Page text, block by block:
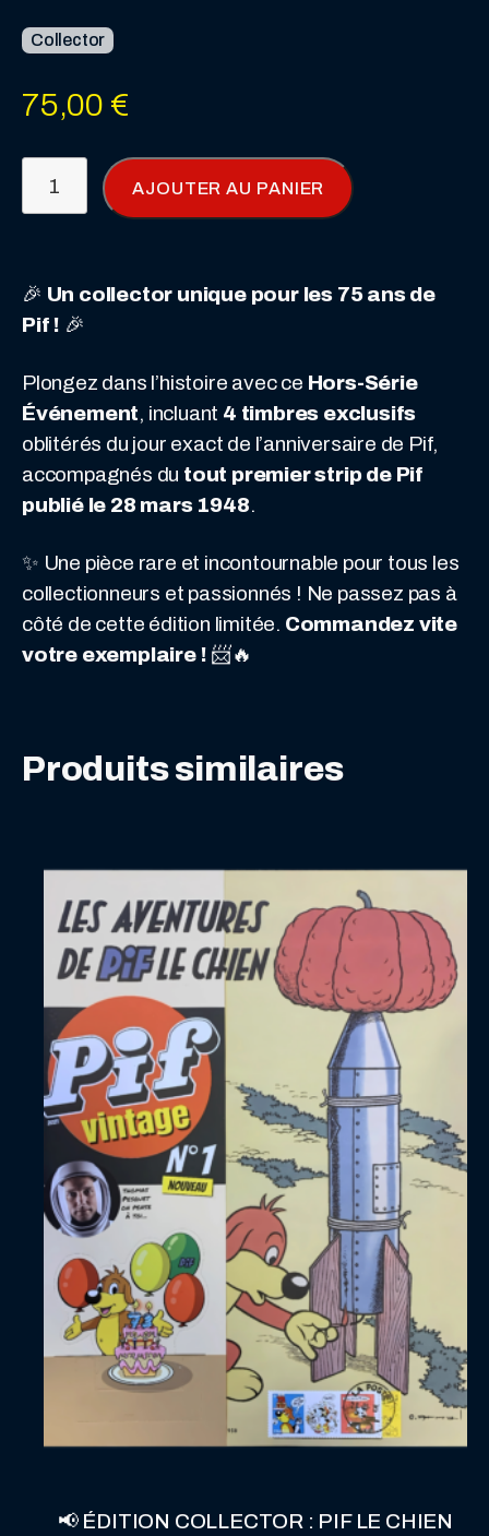
Collector
75,00 €
75
Ans
4
Timbres
Oblitérés
du
Jour
avec
le
Premier
Strip
(28
Mars
Un
Collector
AJOUTER AU PANIER
🎉 Un collector unique pour les 75 ans de
Pif ! 🎉
Plongez dans l’histoire avec ce Hors-Série
Événement, incluant 4 timbres exclusifs
oblitérés du jour exact de l’anniversaire de Pif,
accompagnés du tout premier strip de Pif
publié le 28 mars 1948.
✨ Une pièce rare et incontournable pour tous les
collectionneurs et passionnés ! Ne passez pas à
côté de cette édition limitée. Commandez vite
votre exemplaire ! 📨🔥
Produits similaires
📢 ÉDITION COLLECTOR : PIF LE CHIEN